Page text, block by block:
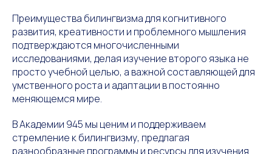
Преимущества билингвизма для когнитивного
развития, креативности и проблемного мышления
подтверждаются многочисленными
исследованиями, делая изучение второго языка не
просто учебной целью, а важной составляющей для
умственного роста и адаптации в постоянно
меняющемся мире.
В Академии 945 мы ценим и поддерживаем
стремление к билингвизму, предлагая
разнообразные программы и ресурсы для изучения